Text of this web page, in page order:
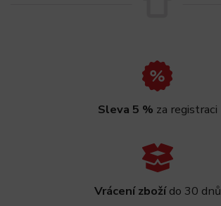
Sleva 5 % za registraci
Vrácení zbožído 30 dnů